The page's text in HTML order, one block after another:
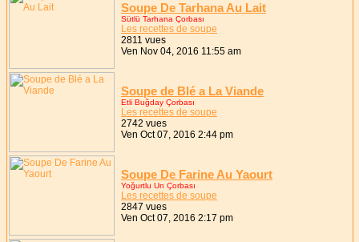
Soupe De Tarhana Au Lait
Sütlü Tarhana Çorbası
Les recettes de soupe
2811 vues
Ven Nov 04, 2016 11:55 am
Soupe de Blé a La Viande
Etli Buğday Çorbası
Les recettes de soupe
2742 vues
Ven Oct 07, 2016 2:44 pm
Soupe De Farine Au Yaourt
Yoğurtlu Un Çorbası
Les recettes de soupe
2847 vues
Ven Oct 07, 2016 2:17 pm